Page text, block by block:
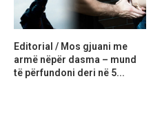
Editorial / Mos gjuani me
armë nëpër dasma – mund
të përfundoni deri në 5...